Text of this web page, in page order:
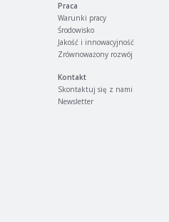
Praca
Warunki pracy
Środowisko
Jakość i innowacyjność
Zrównoważony rozwój
Kontakt
Skontaktuj się z nami
Newsletter